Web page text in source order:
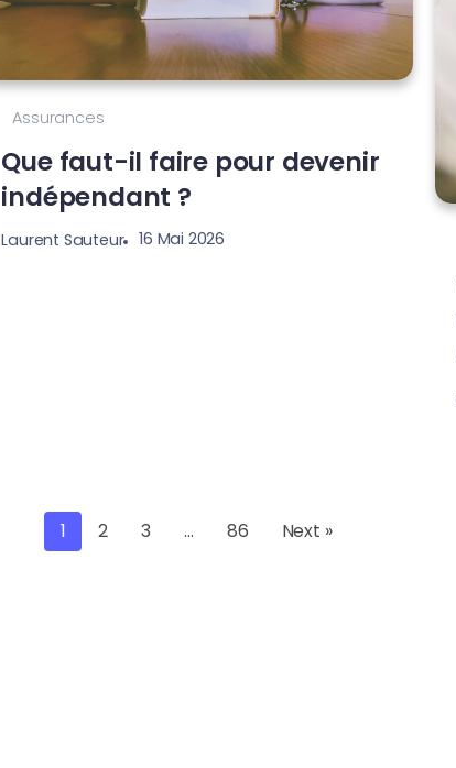
Assurances
Que faut-il faire pour devenir
indépendant ?
Laurent Sauteur 16 Mai 2026
1 2 3 … 86 Next »